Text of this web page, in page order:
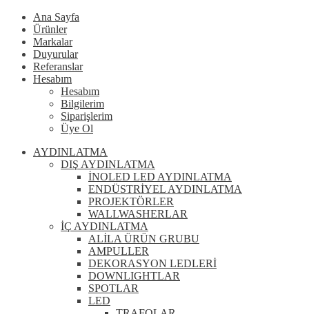
Ana Sayfa
Ürünler
Markalar
Duyurular
Referanslar
Hesabım
Hesabım
Bilgilerim
Siparişlerim
Üye Ol
AYDINLATMA
DIŞ AYDINLATMA
İNOLED LED AYDINLATMA
ENDÜSTRİYEL AYDINLATMA
PROJEKTÖRLER
WALLWASHERLAR
İÇ AYDINLATMA
ALİLA ÜRÜN GRUBU
AMPULLER
DEKORASYON LEDLERİ
DOWNLIGHTLAR
SPOTLAR
LED